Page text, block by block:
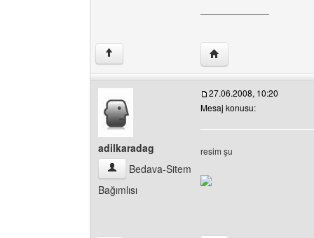
↑ Yazarın web sitesini
adilkaradag
adilkaradag Kullanıcının profilini görüntüle
Bedava-Sitem
Bağımlısı
27.06.2008, 10:20
Mesaj konusu:
resim şu